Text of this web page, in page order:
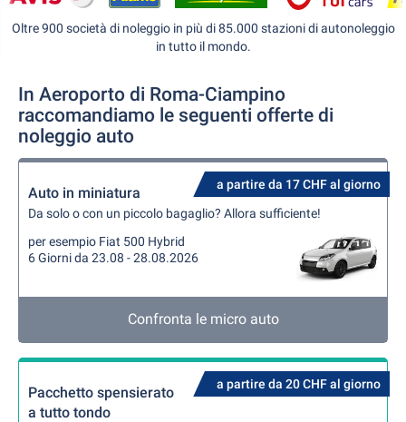
Oltre 900 società di noleggio in più di 85.000 stazioni di autonoleggio
in tutto il mondo.
In Aeroporto di Roma-Ciampino
raccomandiamo le seguenti offerte di
noleggio auto
a partire da 17 CHF al giorno
Auto in miniatura
Da solo o con un piccolo bagaglio? Allora sufficiente!
per esempio Fiat 500 Hybrid
6 Giorni da 23.08 - 28.08.2026
Confronta le micro auto
a partire da 20 CHF al giorno
Pacchetto spensierato
a tutto tondo